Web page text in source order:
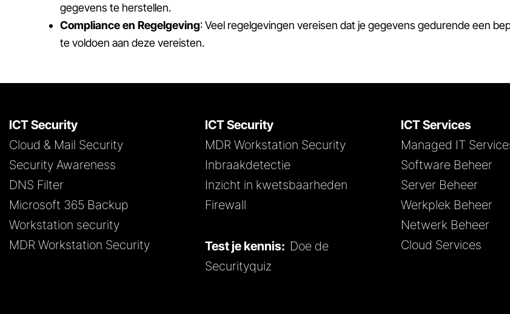
gegevens te herstellen.
Compliance en Regelgeving: Veel regelgevingen vereisen dat je gegevens gedurende een
te voldoen aan deze vereisten.
ICT Security
Cloud & Mail Security
Security Awareness
DNS Filter
Microsoft 365 Backup
Workstation security
MDR Workstation Security
ICT Security
MDR Workstation Security
Inbraakdetectie
Inzicht in kwetsbaarheden
Firewall
Test je kennis: Doe de
Securityquiz
ICT Services
Managed IT
Software Beheer
Server Beheer
Werkplek Beheer
Netwerk Beheer
Cloud Services